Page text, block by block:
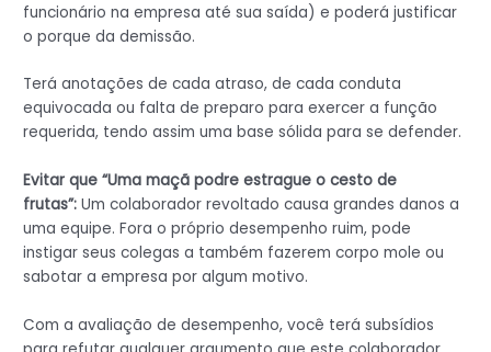
funcionário na empresa até sua saída) e poderá justificar
o porque da demissão.
Terá anotações de cada atraso, de cada conduta
equivocada ou falta de preparo para exercer a função
requerida, tendo assim uma base sólida para se defender.
Evitar que “Uma maçã podre estrague o cesto de
frutas”: Um colaborador revoltado causa grandes danos a
uma equipe. Fora o próprio desempenho ruim, pode
instigar seus colegas a também fazerem corpo mole ou
sabotar a empresa por algum motivo.
Com a avaliação de desempenho, você terá subsídios